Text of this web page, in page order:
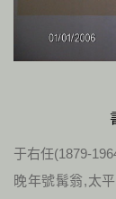
于右任(1879-
晚年號髯翁,太